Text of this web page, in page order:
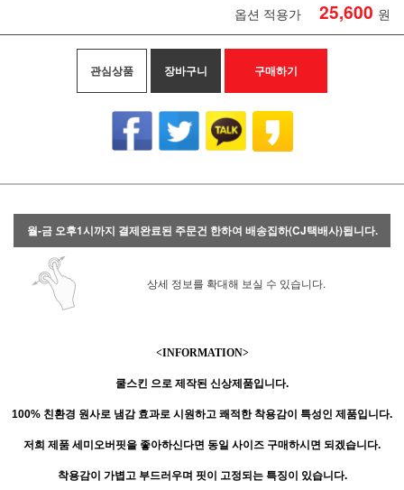
옵션 적용가 25,600 원
관심상품 장바구니 구매하기
월-금 오후1시까지 결제완료된 주문건 한하여 배송집하(CJ택배사)됩니다.
상세 정보를 확대해 보실 수 있습니다.
<INFORMATION>
쿨스킨 으로 제작된 신상제품입니다.
100% 친환경 원사로 냄감 효과로 시원하고 쾌적한 착용감이 특성인 제품입니다.
저희 제품 세미오버핏을 좋아하신다면 동일 사이즈 구매하시면 되겠습니다.
착용감이 가볍고 부드러우며 핏이 고정되는 특징이 있습니다.